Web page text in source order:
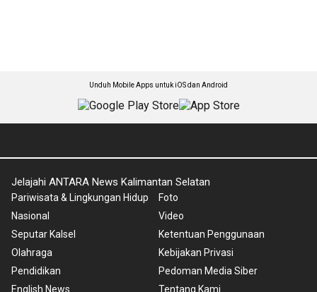
Unduh Mobile Apps untuk iOS dan Android
Jelajahi ANTARA News Kalimantan Selatan
Pariwisata & Lingkungan Hidup
Nasional
Seputar Kalsel
Olahraga
Pendidikan
English News
Foto
Video
Ketentuan Penggunaan
Kebijakan Privasi
Pedoman Media Siber
Tentang Kami